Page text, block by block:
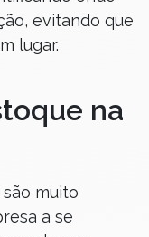
evitando que
lugar.
na
muito
a se